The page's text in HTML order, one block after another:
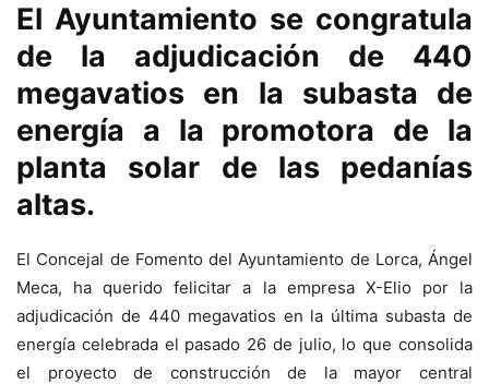
El Ayuntamiento se congratula
de la adjudicación de 440
megavatios en la subasta de
energía a la promotora de la
planta solar de las pedanías
altas.
El Concejal de Fomento del Ayuntamiento de Lorca, Ángel
Meca, ha querido felicitar a la empresa X-Elio por la
adjudicación de 440 megavatios en la última subasta de
energía celebrada el pasado 26 de julio, lo que consolida
el proyecto de construcción de la mayor central